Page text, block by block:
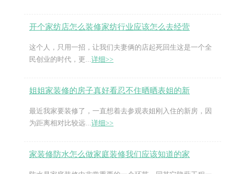
开个家纺店怎么装修家纺行业应该怎么去经营
这个人，只用一招，让我们夫妻俩的店起死回生这是一个全
民创业的时代，更... 详细>>
姐姐家装修的房子真好看忍不住晒晒表姐的新
最近我家要装修了，一直想着去参观表姐刚入住的新房，因
为距离相对比较远... 详细>>
家装修防水怎么做家庭装修我们应该知道的家